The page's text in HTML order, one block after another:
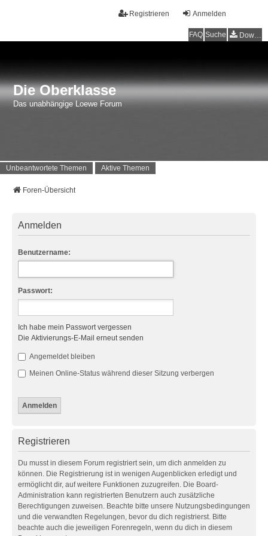
Anmelden
Registrieren
FAQ Suche Downloads
Die Oberklasse
Das unabhängige Loewe Forum
Unbeantwortete Themen Aktive Themen
Foren-Übersicht
Anmelden
Benutzername:
Passwort:
Ich habe mein Passwort vergessen
Die Aktivierungs-E-Mail erneut senden
Angemeldet bleiben
Meinen Online-Status während dieser Sitzung verbergen
Registrieren
Du musst in diesem Forum registriert sein, um dich anmelden zu
können. Die Registrierung ist in wenigen Augenblicken erledigt und
ermöglicht dir, auf weitere Funktionen zuzugreifen. Die Board-
Administration kann registrierten Benutzern auch zusätzliche
Berechtigungen zuweisen. Beachte bitte unsere Nutzungsbedingungen
und die verwandten Regelungen, bevor du dich registrierst. Bitte
beachte auch die jeweiligen Forenregeln, wenn du dich in diesem